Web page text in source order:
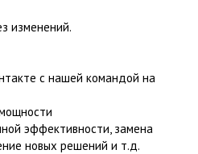
изменений.
с нашей командой на
эффективности, замена
новых решений и т.д.